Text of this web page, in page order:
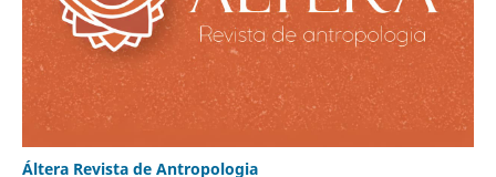
Áltera Revista de Antropologia